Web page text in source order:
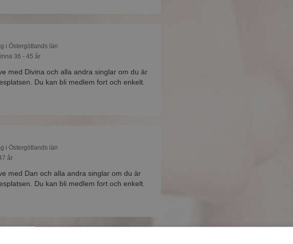
i Östergötlands län
36 - 45 år
med Divina och alla andra singlar om du är
Du kan bli medlem fort och enkelt.
i Östergötlands län
år
med Dan och alla andra singlar om du är
Du kan bli medlem fort och enkelt.